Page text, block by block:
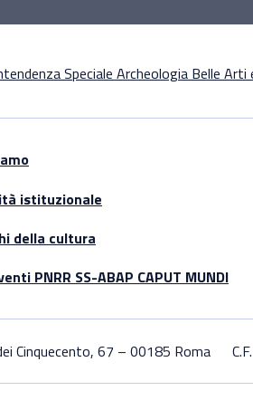
istituzionale
della cultura
PNRR SS-ABAP CAPUT MUNDI
Cinquecento, 67 – 00185 Roma